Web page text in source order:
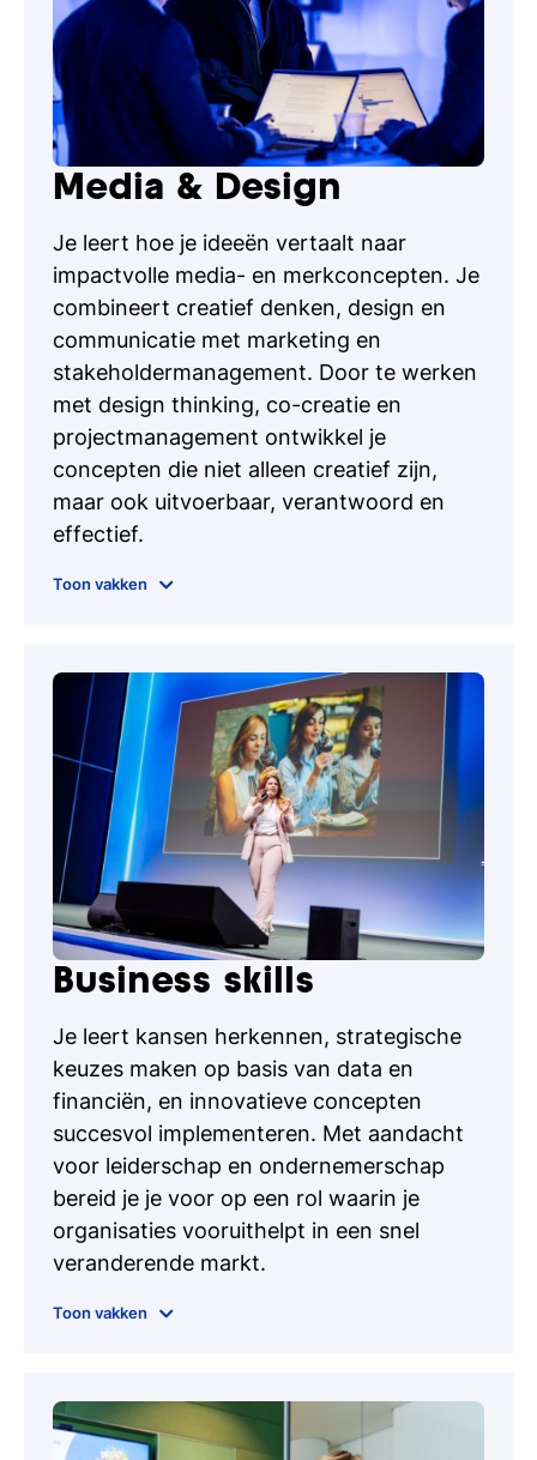
Media & Design
Je leert hoe je ideeën vertaalt naar
impactvolle media- en merkconcepten. Je
combineert creatief denken, design en
communicatie met marketing en
stakeholdermanagement. Door te werken
met design thinking, co-creatie en
projectmanagement ontwikkel je
concepten die niet alleen creatief zijn,
maar ook uitvoerbaar, verantwoord en
effectief.
Adaptive Media Practice
Creative Thinking
Design Fundamentals
Design Thinking
Influencing in Media
Intercultural Communication
Marketing
Media Control & Regulation
Process & Layout Design
Stakeholder & Co-creatie
Toon vakken
Business skills
Je leert kansen herkennen, strategische
keuzes maken op basis van data en
financiën, en innovatieve concepten
succesvol implementeren. Met aandacht
voor leiderschap en ondernemerschap
bereid je je voor op een rol waarin je
organisaties vooruithelpt in een snel
veranderende markt.
Business Development
Entrepreneurial Mindset
Finance
Toon vakken